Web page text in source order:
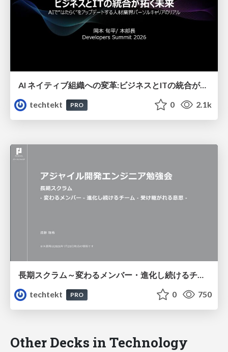
AI ネイティブ組織への変革:ビジネスとITの統合が拓く未来／ AIで“はたらく”をアップデートする人材業界パーソルキャリアのリアル
techtekt
PRO 0 2.1k
長期スクラム～変わるメンバー・進化し続けるチーム・受け継がれる意思～
techtekt
PRO 0 750
Other Decks in Technology